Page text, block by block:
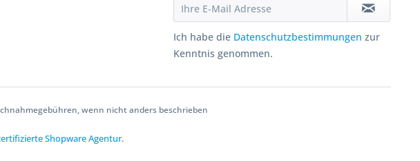
Ich habe die Datenschutzbestimmungen zur
Kenntnis genommen.
wenn nicht anders beschrieben
Shopware Agentur.